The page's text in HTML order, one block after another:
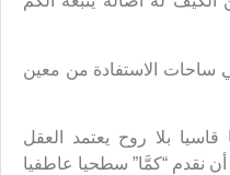
ساحات الاستفادة من معين
بلا روح يعتمد العقل
أن نقدم “كمَّا” سطحيا عاطفيا